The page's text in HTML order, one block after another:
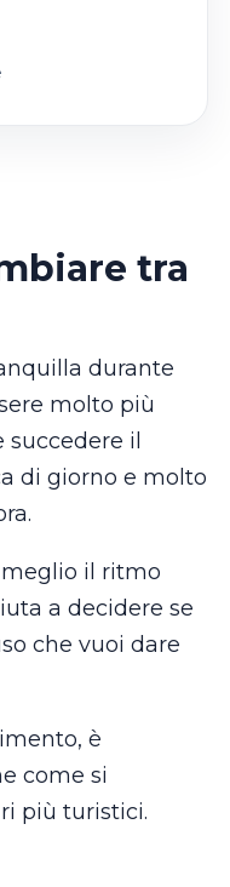
tra
durante
molto più
succedere il
di giorno e molto
il ritmo
a decidere se
che vuoi dare
è
come si
più turistici.